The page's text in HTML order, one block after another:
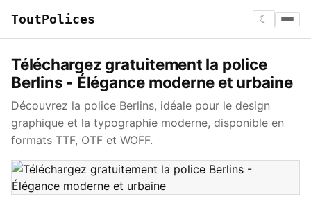
ToutPolices ☾
Téléchargez gratuitement la police
Berlins - Élégance moderne et urbaine
Découvrez la police Berlins, idéale pour le design
graphique et la typographie moderne, disponible en
formats TTF, OTF et WOFF.